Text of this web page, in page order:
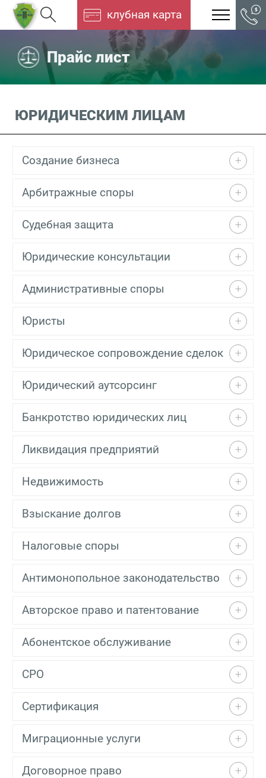
клубная карта
Прайс лист
ЮРИДИЧЕСКИМ ЛИЦАМ
Создание бизнеса
Арбитражные споры
Судебная защита
Юридические консультации
Административные споры
Юристы
Юридическое сопровождение сделок
Юридический аутсорсинг
Банкротство юридических лиц
Ликвидация предприятий
Недвижимость
Взыскание долгов
Налоговые споры
Антимонопольное законодательство
Авторское право и патентование
Абонентское обслуживание
СРО
Сертификация
Миграционные услуги
Договорное право